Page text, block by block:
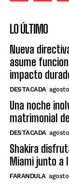
LO ÚLTIMO
Nueva
asume
impacto
DESTACADA
Una noche
matrimonial
DESTACADA
Shakira
Miami junto a
FARANDULA